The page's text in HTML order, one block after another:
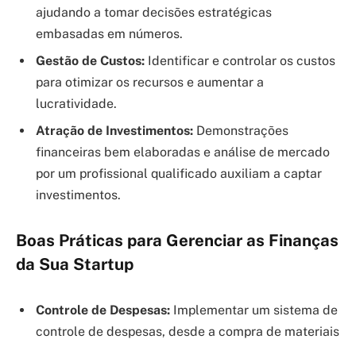
ajudando a tomar decisões estratégicas
embasadas em números.
Gestão de Custos: Identificar e controlar os custos
para otimizar os recursos e aumentar a
lucratividade.
Atração de Investimentos: Demonstrações
financeiras bem elaboradas e análise de mercado
por um profissional qualificado auxiliam a captar
investimentos.
Boas Práticas para Gerenciar as Finanças
da Sua Startup
Controle de Despesas: Implementar um sistema de
controle de despesas, desde a compra de materiais